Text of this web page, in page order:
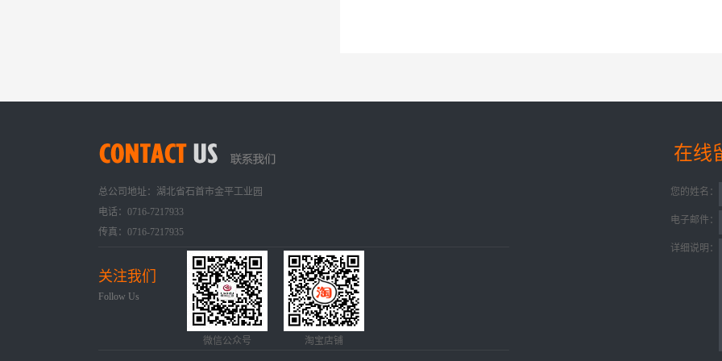
总公司地址：湖北省石首市金平工业园
电话：0716-7217933
传真：0716-7217935
您的姓名：
电子邮件：
详细说明：
在线
关注我们
Follow Us
微信公众号 淘宝店铺